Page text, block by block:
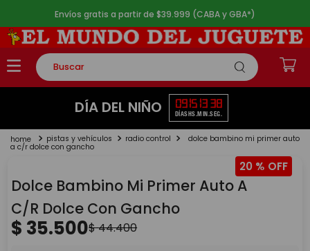
Envíos gratis a partir de $39.999 (CABA y GBA*)
Buscar
TÉRMINOS MÁS BUSCADOS
2.
lego
4.
monopatin
5. toy story
DÍA DEL NIÑO 09
DÍAS
15
HS.
13
MIN.
38
SEG.
pistas y vehículos radio control dolce bambino mi primer auto
a c/r dolce con gancho
20 %
Dolce Bambino Mi Primer Auto A
C/R Dolce Con Gancho
$ 35.500$44.400